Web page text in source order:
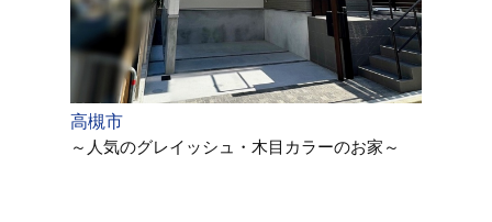
高槻市
～人気のグレイッシュ・木目カラーのお家～